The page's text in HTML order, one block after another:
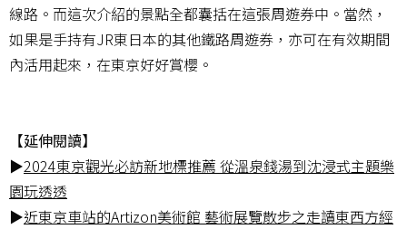
線路。而這次介紹的景點全都囊括在這張周遊券中。當然，
如果是手持有JR東日本的其他鐵路周遊券，亦可在有效期間
內活用起來，在東京好好賞櫻。
【延伸閱讀】
▶2024東京觀光必訪新地標推薦 從溫泉錢湯到沈浸式主題樂
園玩透透
▶近東京車站的Artizon美術館 藝術展覽散步之走讀東西方經